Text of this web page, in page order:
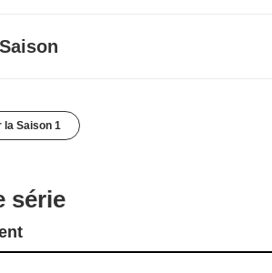
la Saison 1
série